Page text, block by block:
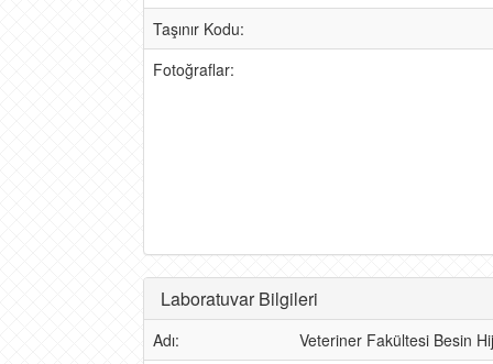
Taşınır Kodu:
Fotoğraflar:
Laboratuvar Bilgileri
Adı:
Veteriner Fakültesi Besin